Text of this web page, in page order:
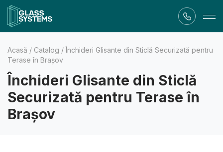
Acasă / Catalog /Închideri Glisante din Sticlă Securizată pentru
Terase în Brașov
Închideri Glisante din Sticlă
Securizată pentru Terase în
Brașov